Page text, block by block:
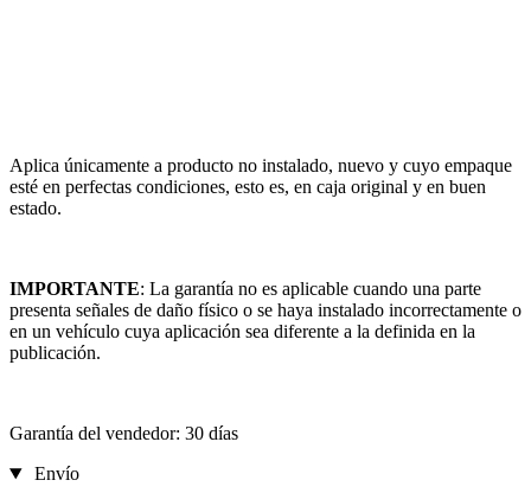
Aplica únicamente a producto no instalado, nuevo y cuyo empaque
esté en perfectas condiciones, esto es, en caja original y en buen
estado.
IMPORTANTE: La garantía no es aplicable cuando una parte
presenta señales de daño físico o se haya instalado incorrectamente o
en un vehículo cuya aplicación sea diferente a la definida en la
publicación.
Garantía del vendedor: 30 días
Envío